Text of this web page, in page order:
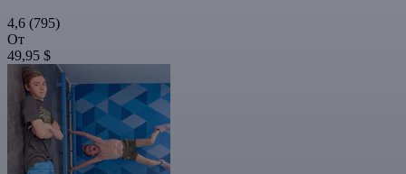
4,6 (795)
От
49,95 $